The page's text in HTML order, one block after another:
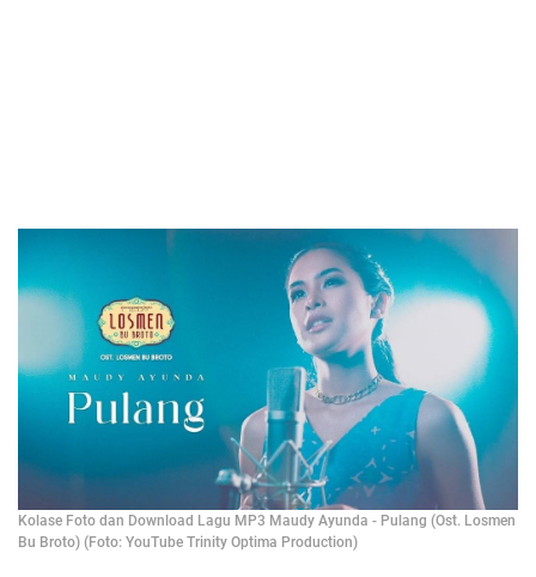
Kolase Foto dan Download Lagu MP3 Maudy Ayunda - Pulang (Ost. Losmen
Bu Broto) (Foto: YouTube Trinity Optima Production)